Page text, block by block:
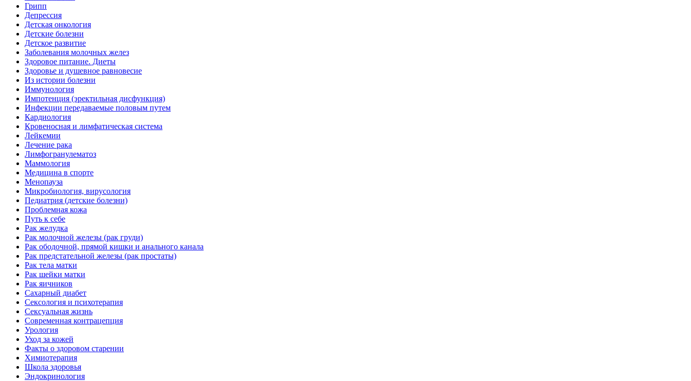
Грипп
Депрессия
Детская онкология
Детские болезни
Детское развитие
Заболевания молочных желез
Здоровое питание. Диеты
Здоровье и душевное равновесие
Из истории болезни
Иммунология
Импотенция (эректильная дисфункция)
Инфекции передаваемые половым путем
Кардиология
Кровеносная и лимфатическая система
Лейкемии
Лечение рака
Лимфогранулематоз
Маммология
Медицина в спорте
Менопауза
Микробиология, вирусология
Педиатрия (детские болезни)
Проблемная кожа
Путь к себе
Рак желудка
Рак молочной железы (рак груди)
Рак ободочной, прямой кишки и анального канала
Рак предстательной железы (рак простаты)
Рак тела матки
Рак шейки матки
Рак яичников
Сахарный диабет
Сексология и психотерапия
Сексуальная жизнь
Современная контрацепция
Урология
Уход за кожей
Факты о здоровом старении
Химиoтерапия
Школа здоровья
Эндокринология